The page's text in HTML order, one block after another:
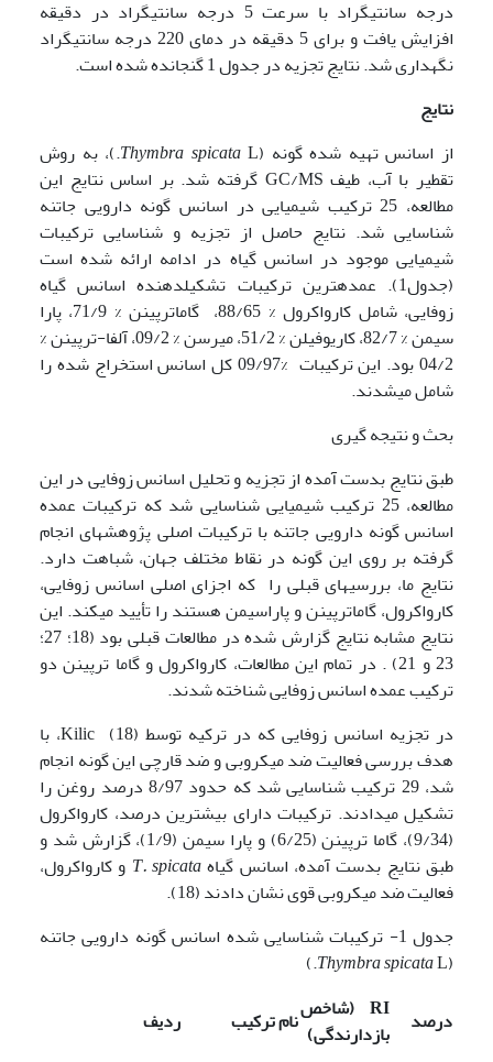
درجه سانتی­گراد با سرعت 5 درجه سانتی­گراد در دقیقه
افزایش یافت و برای 5 دقیقه در دمای 220 درجه سانتی­گراد
نگهداری شد. نتایج تجزیه در جدول 1 گنجانده شده است.
نتایج
از اسانس تهیه شده گونه (
Thymbra spicata
L.)، به روش
تقطیر با آب، طیف GC/MS گرفته شد. بر اساس نتایج این
مطالعه، 25 ترکیب شیمیایی در اسانس گونه دارویی جاتنه
شناسایی شد. نتایج حاصل از تجزیه و شناسایی ترکیبات
شیمیایی موجود در اسانس گیاه در ادامه ارائه شده است
(جدول1). عمده­ترین ترکیبات تشکیل­دهنده اسانس گیاه
زوفایی، شامل کارواکرول % 88/65، گاماترپینن % 71/9، پارا
سیمن % 82/7، کاریوفیلن % 51/2، میرسن % 09/2، آلفا-ترپینن %
04/2 بود. این ترکیبات %09/97 کل اسانس استخراج شده را
شامل می­شدند.
بحث و نتیجه گیری
طبق نتایج بدست آمده از تجزیه و تحلیل اسانس زوفایی در این
مطالعه، 25 ترکیب شیمیایی شناسایی شد که ترکیبات عمده
اسانس گونه دارویی جاتنه با ترکیبات اصلی پژوهش­های انجام
گرفته بر روی این گونه در نقاط مختلف جهان، شباهت دارد.
نتایج ما، بررسی­های قبلی را که اجزای اصلی اسانس زوفایی،
کارواکرول، گاماترپینن و پاراسیمن هستند را تأیید می­کند. این
نتایج مشابه نتایج گزارش شده در مطالعات قبلی بود (18؛ 27؛
23 و 21) . در تمام این مطالعات، کارواکرول و گاما ترپینن دو
ترکیب عمده اسانس زوفایی شناخته شدند.
در تجزیه اسانس زوفایی که در ترکیه توسط Kilic (18)، با
هدف بررسی فعالیت ضد میکروبی و ضد قارچی این گونه انجام
شد، 29 ترکیب شناسایی شد که حدود 8/97 درصد روغن را
تشکیل می­دادند. ترکیبات دارای بیشترین درصد، کارواکرول
(9/34)، گاما ترپینن (6/25) و پارا سیمن (1/9)، گزارش شد و
طبق نتایج بدست آمده، اسانس گیاهT. spicata و کارواکرول،
فعالیت ضد میکروبی قوی نشان دادند (18).
جدول 1- ترکیبات شناسایی شده اسانس گونه دارویی جاتنه
(
ThymbraspicataL.)
درصد
RI (شاخص
بازدارندگی) نام ترکیب
ردیف